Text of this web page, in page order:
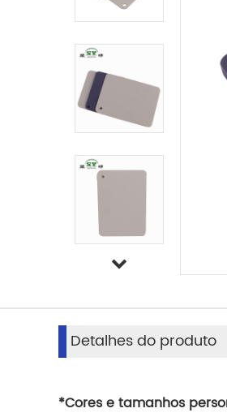
Detalhes do produto
*Cores e tamanhos